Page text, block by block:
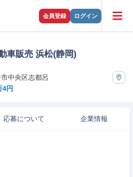
会員登録 ログイン
車販売 浜松(静岡)
中央区志都呂
4円
応募について 企業情報